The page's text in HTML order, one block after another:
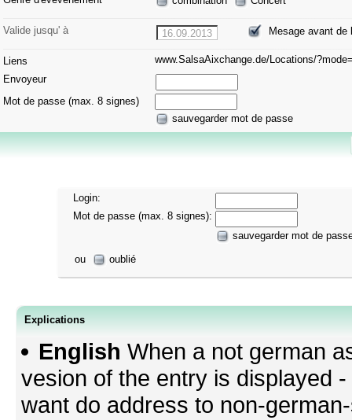
Valide jusqu' à 16.09.2013 Mesage avant
Liens
www.SalsaAixchange.de/Locations/
Envoyeur
Mot de passe (max. 8 signes)
sauvegarder mot de passe
Login:
Mot de passe (max. 8 signes):
sauvegarder mot de
ou
oublié
Explications
English When a not german
vesion of the entry is displayed
want do address to non-